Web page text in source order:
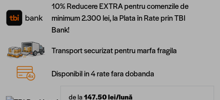
10% Reducere EXTRA pentru comenzile de
minimum 2.300 lei, la Plata în Rate prin TBI
Bank!
Transport securizat pentru marfa fragila
Disponibil in 4 rate fara dobanda
de la147.50lei/lună